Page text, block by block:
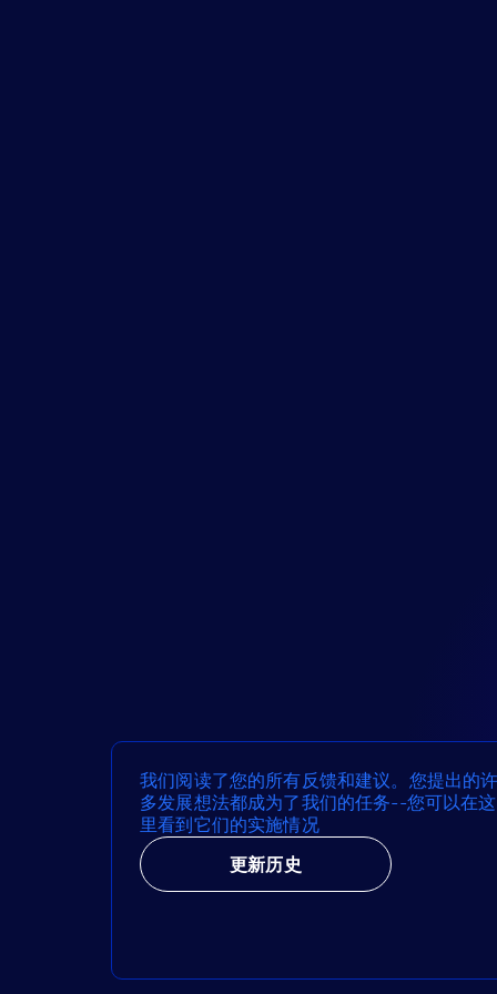
我们阅读了您的所有反馈和建议。您提出的
多发展想法都成为了我们的任务--您可以在这
里看到它们的实施情况
更新历史